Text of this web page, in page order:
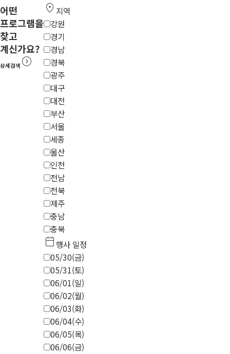
어떤
프로그램을
찾고
계신가요?
상세검색 expand_circle_right
location_on 지역
강원
경기
경남
경북
광주
대구
대전
부산
서울
세종
울산
인천
전남
전북
제주
충남
충북
calendar_today행사 일정
05/30(금)
05/31(토)
06/01(일)
06/02(월)
06/03(화)
06/04(수)
06/05(목)
06/06(금)